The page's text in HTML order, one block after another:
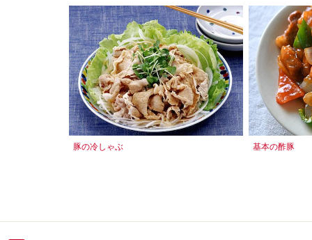
豚の冷しゃぶ 基本の酢豚